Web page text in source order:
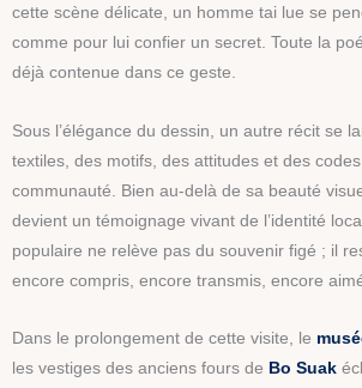
cette scène délicate, un homme tai lue se
comme pour lui confier un secret. Toute la
déjà contenue dans ce geste.
Sous l’élégance du dessin, un autre récit se
textiles, des motifs, des attitudes et des
communauté. Bien au-delà de sa beauté
devient un témoignage vivant de l’identité
populaire ne relève pas du souvenir figé ; il
encore compris, encore transmis, encore
Dans le prolongement de cette visite, le
les vestiges des anciens fours de Bo Suak